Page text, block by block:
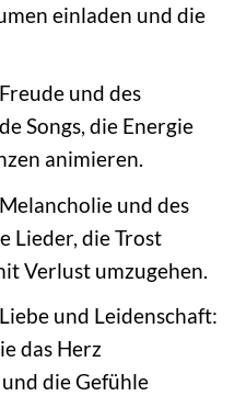
einladen und die
und des
Songs, die Energie
animieren.
und des
Lieder, die Trost
Verlust umzugehen.
und Leidenschaft:
das Herz
die Gefühle